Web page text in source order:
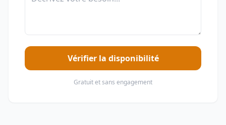
Vérifier la disponibilité
Gratuit et sans engagement